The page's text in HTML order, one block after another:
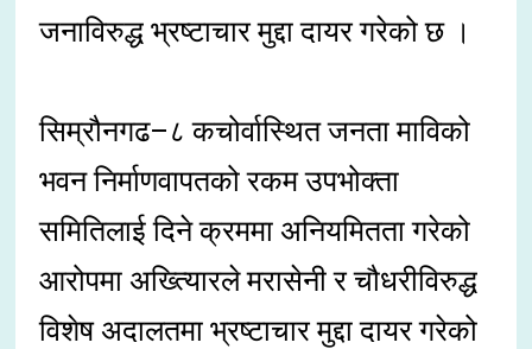
जनाविरुद्ध भ्रष्टाचार मुद्दा दायर गरेको छ ।
सिम्रौनगढ–८ कचोर्वास्थित जनता माविको
भवन निर्माणवापतको रकम उपभोक्ता
समितिलाई दिने क्रममा अनियमितता गरेको
आरोपमा अख्त्यिारले मरासेनी र चौधरीविरुद्ध
विशेष अदालतमा भ्रष्टाचार मुद्दा दायर गरेको